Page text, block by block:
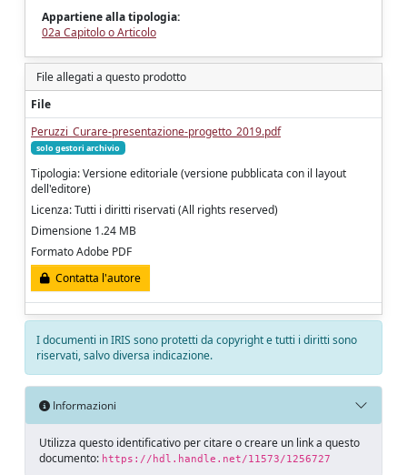
Appartiene alla tipologia:
02a Capitolo o Articolo
File allegati a questo prodotto
File
Peruzzi_Curare-presentazione-progetto_2019.pdf
solo gestori archivio
Tipologia: Versione editoriale (versione pubblicata con il layout
dell'editore)
Licenza: Tutti i diritti riservati (All rights reserved)
Dimensione 1.24 MB
Formato Adobe PDF
Contatta l'autore
I documenti in IRIS sono protetti da copyright e tutti i diritti sono
riservati, salvo diversa indicazione.
Informazioni
Utilizza questo identificativo per citare o creare un link a questo
documento: https://hdl.handle.net/11573/1256727